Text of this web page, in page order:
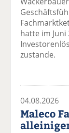
hatte im Juni
zustande.
04.08.2026
Maleco